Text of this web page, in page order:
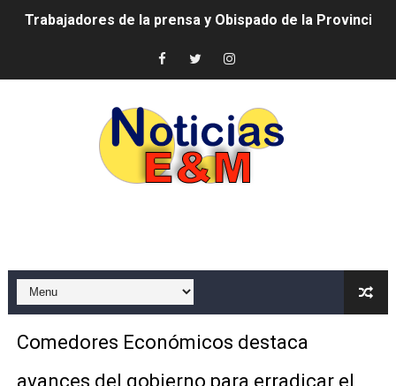
Ministerio de Cultura anuncia ganadores de Premios
Restaurante Amigos es reconocido por sus cuatro
Banco Popular escala 17 posiciones en los mil
DGPCF: 55 años sembrando desarrollo y
Operativo interagencial frena delitos ambientales y
-Propeep y Gestión Presidencial encabezan entrega
Comedores Económicos destaca
avances del gobierno para erradicar el